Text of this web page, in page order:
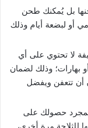
بل يُمكنك طحن
أو لبضعة أيام وذلك
لا تحتوي على أي
بهارات؛ وذلك لضمان
أن تتعفن ويفضل
فبمجرد حصولك على
للثلاجة مرة أخرى،